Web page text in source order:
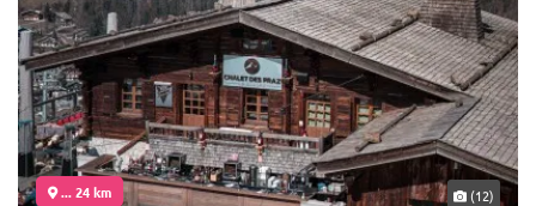
... 24 km (12)